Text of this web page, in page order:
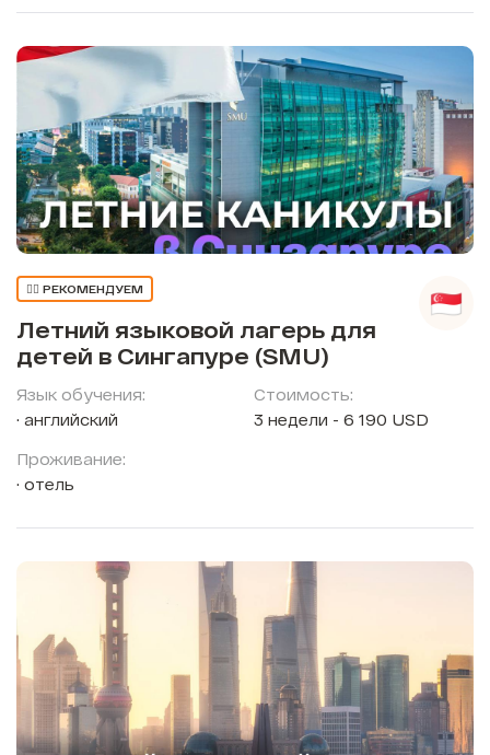
👍🏼 РЕКОМЕНДУЕМ
Летний языковой лагерь для
детей в Сингапуре (SMU)
Язык обучения:
английский
Проживание:
отель
Стоимость:
3 недели - 6 190 USD